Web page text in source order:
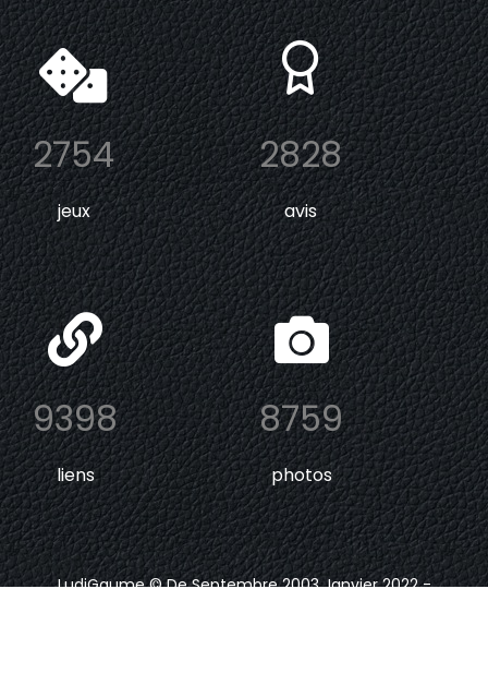
2754
jeux
2828
avis
9398
liens
8759
photos
LudiGaume © De Septembre 2003 Janvier 2022 -